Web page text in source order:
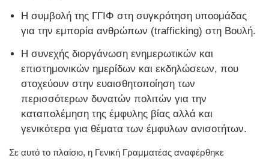
Η συμβολή της ΓΓΙΦ στη συγκρότηση υποομάδας
για την εμπορία ανθρώπων (trafficking) στη Βουλή.
Η συνεχής διοργάνωση ενημερωτικών και
επιστημονικών ημερίδων και εκδηλώσεων, που
στοχεύουν στην ευαισθητοποίηση των
περισσότερων δυνατών πολιτών για την
καταπολέμηση της έμφυλης βίας αλλά και
γενικότερα για θέματα των έμφυλων ανισοτήτων.
Σε αυτό το πλαίσιο, η Γενική Γραμματέας αναφέρθηκε